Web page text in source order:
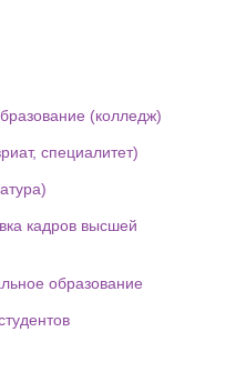
(колледж)
специалитет)
кадров высшей
образование